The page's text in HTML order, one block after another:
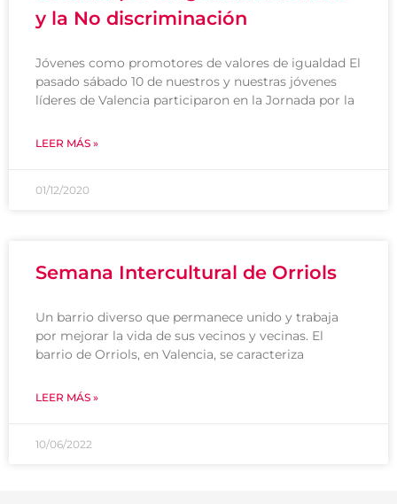
y la No discriminación
Jóvenes como promotores de valores de igualdad El
pasado sábado 10 de nuestros y nuestras jóvenes
líderes de Valencia participaron en la Jornada por la
LEER MÁS »
01/12/2020
Semana Intercultural de Orriols
Un barrio diverso que permanece unido y trabaja
por mejorar la vida de sus vecinos y vecinas. El
barrio de Orriols, en Valencia, se caracteriza
LEER MÁS »
10/06/2022